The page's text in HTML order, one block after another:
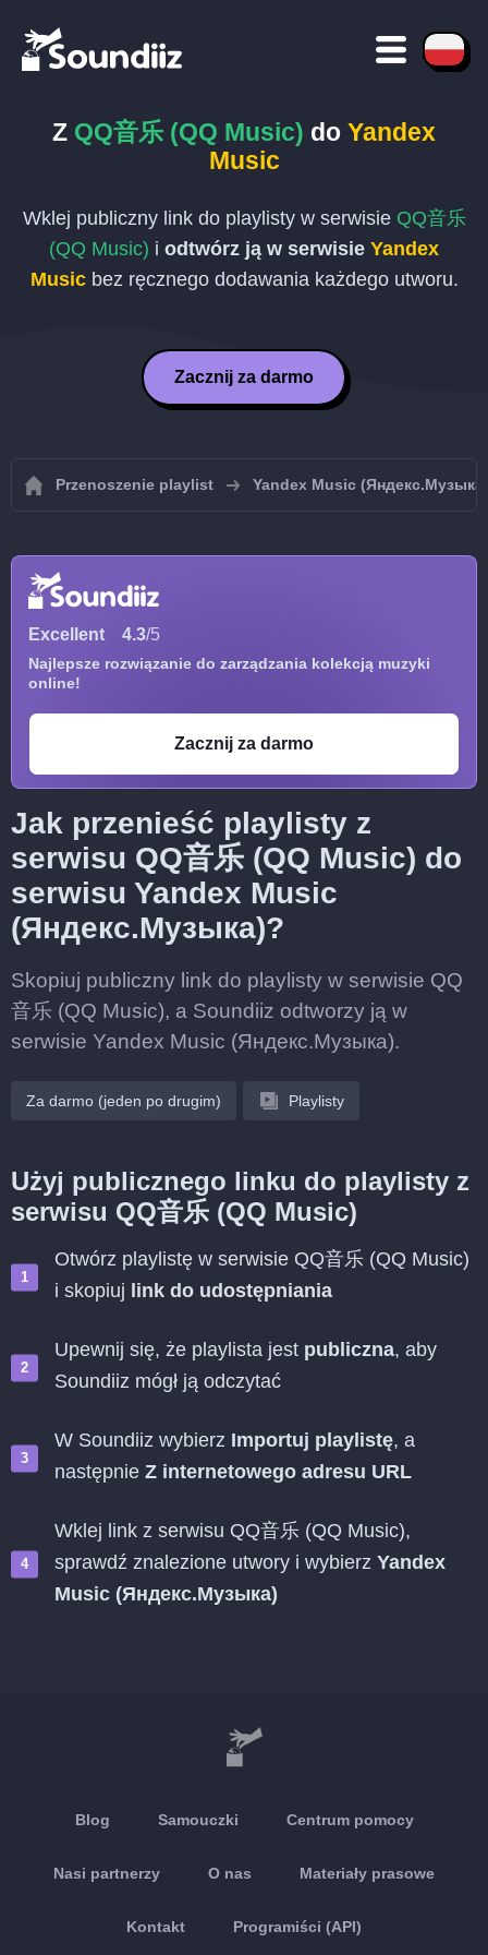
Z QQ音乐 (QQ Music) do Yandex
Music
Wklej publiczny link do playlisty w serwisie QQ音乐
(QQ Music) i odtwórz ją w serwisie Yandex
Musicbez ręcznego dodawania każdego utworu.
Zacznij za darmo
Przenoszenie playlist Yandex Music (Яндекс.Музыка)
Excellent 4.3/5
Najlepsze rozwiązanie do zarządzania kolekcją muzyki
online!
Zacznij za darmo
Jak przenieść playlisty z
serwisu QQ音乐 (QQ Music) do
serwisu Yandex Music
(Яндекс.Музыка)?
Skopiuj publiczny link do playlisty w serwisie QQ
音乐 (QQ Music), a Soundiiz odtworzy ją w
serwisie Yandex Music (Яндекс.Музыка).
Za darmo (jeden po drugim) Playlisty
Użyj publicznego linku do playlisty z
serwisu QQ音乐 (QQ Music)
Otwórz playlistę w serwisie QQ音乐 (QQ Music)
i skopiuj link do udostępniania
Upewnij się, że playlista jest publiczna, aby
Soundiiz mógł ją odczytać
W Soundiiz wybierz Importuj playlistę, a
następnie Z internetowego adresu URL
Wklej link z serwisu QQ音乐 (QQ Music),
sprawdź znalezione utwory i wybierz Yandex
Music (Яндекс.Музыка)
Blog Samouczki Centrum pomocy
Nasi partnerzy O nas Materiały prasowe
Kontakt Programiści (API)